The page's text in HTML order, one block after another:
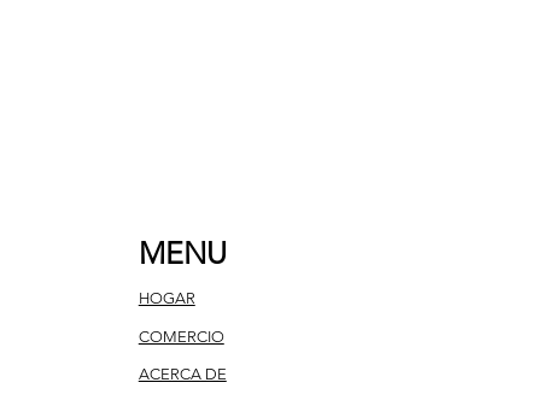
MENU
HOGAR
COMERCIO
ACERCA DE